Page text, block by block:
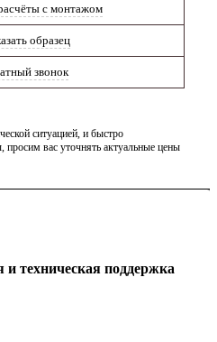
с монтажом
образец
звонок
ситуацией, и быстро
вас уточнять актуальные цены
техническая поддержка